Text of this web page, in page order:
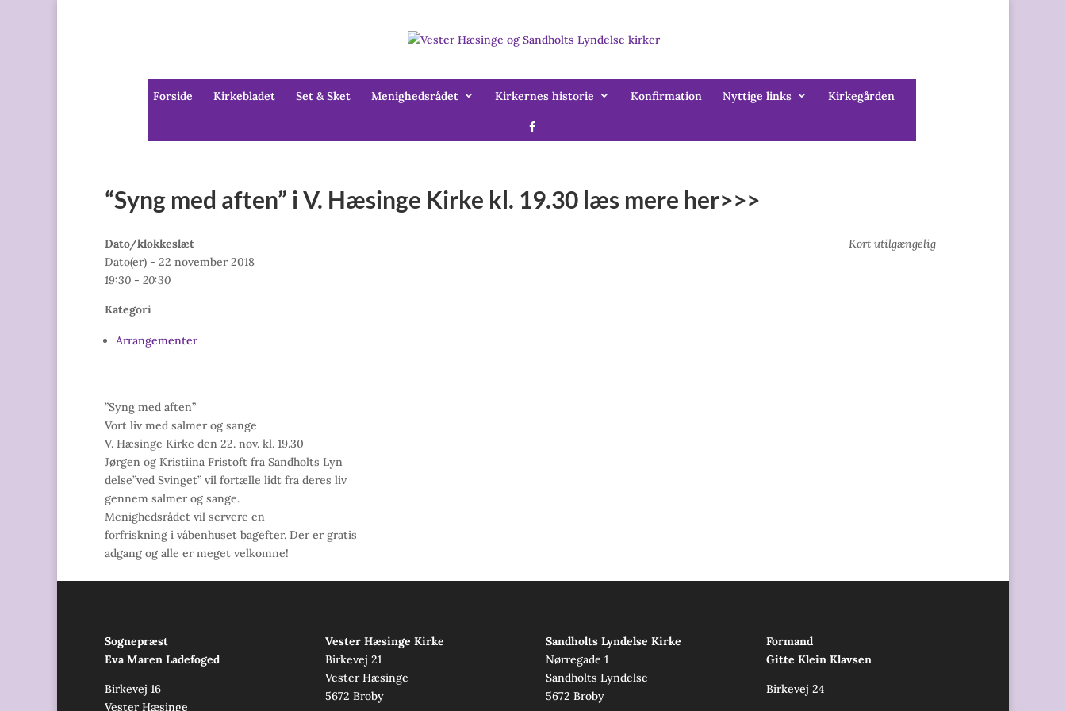
Forside Kirkebladet Set & Sket Menighedsrådet Kirkernes historie Konfirmation Nyttige links Kirkegården
“Syng med aften” i V. Hæsinge Kirke kl. 19.30 læs mere her>>>
Kort utilgængelig
Dato/klokkeslæt
Dato(er) - 22 november 2018
19:30 - 20:30
Kategori
Arrangementer
”Syng med aften”
Vort liv med salmer og sange
V. Hæsinge Kirke den 22. nov. kl. 19.30
Jørgen og Kristiina Fristoft fra Sandholts Lyn
delse”ved Svinget” vil fortælle lidt fra deres liv
gennem salmer og sange.
Menighedsrådet vil servere en
forfriskning i våbenhuset bagefter. Der er gratis
adgang og alle er meget velkomne!
Sognepræst
Eva Maren Ladefoged
Birkevej 16
Vester Hæsinge
Vester Hæsinge Kirke
Birkevej 21
Vester Hæsinge
5672 Broby
Sandholts Lyndelse Kirke
Nørregade 1
Sandholts Lyndelse
5672 Broby
Formand
Gitte Klein Klavsen
Birkevej 24